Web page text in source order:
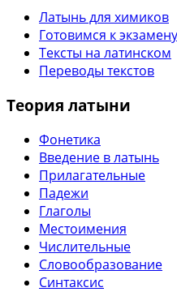
Латынь для химиков
Готовимся к экзамену
Тексты на латинском
Переводы текстов
Теория латыни
Фонетика
Введение в латынь
Прилагательные
Падежи
Глаголы
Местоимения
Числительные
Словообразование
Синтаксис